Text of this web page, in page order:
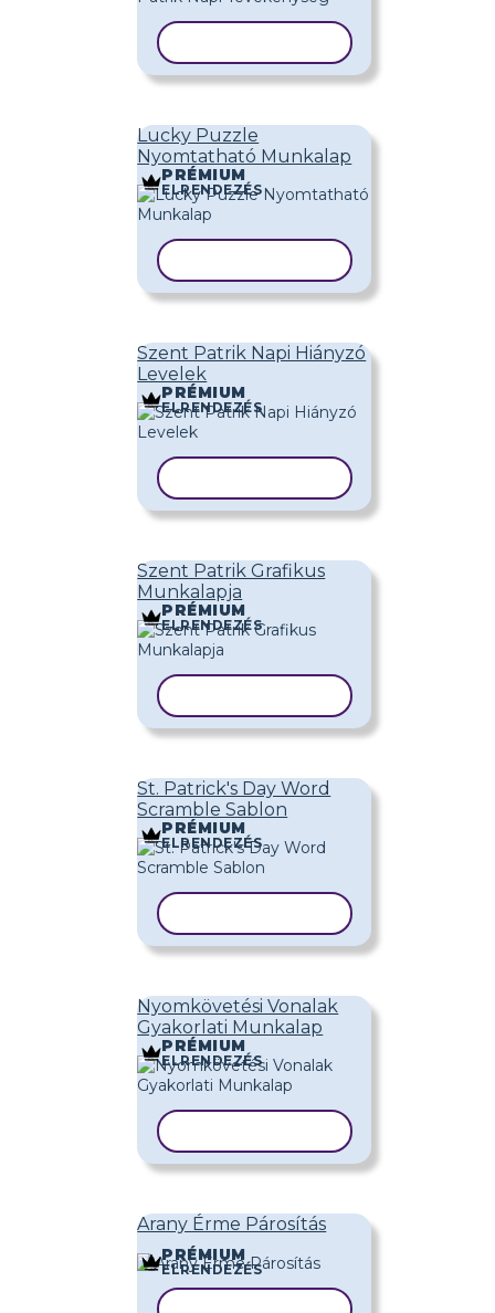
Lucky Puzzle
Nyomtatható Munkalap
PRÉMIUM
ELRENDEZÉS
Szent Patrik Napi Hiányzó
Levelek
PRÉMIUM
ELRENDEZÉS
Szent Patrik Grafikus
Munkalapja
PRÉMIUM
ELRENDEZÉS
St. Patrick's Day Word
Scramble Sablon
PRÉMIUM
ELRENDEZÉS
Nyomkövetési Vonalak
Gyakorlati Munkalap
PRÉMIUM
ELRENDEZÉS
Arany Érme Párosítás
PRÉMIUM
ELRENDEZÉS